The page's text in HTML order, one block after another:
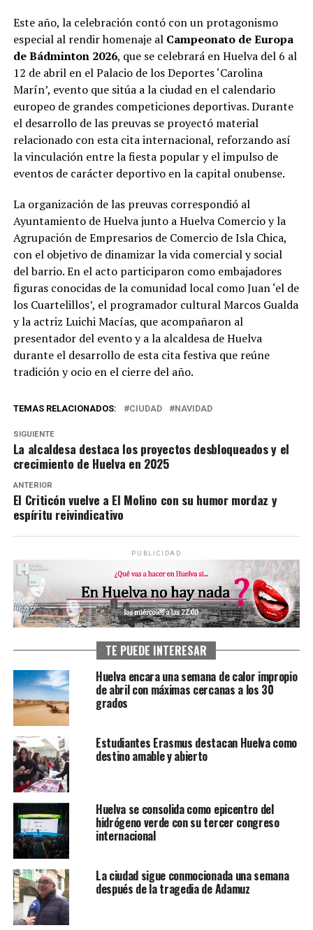
Este año, la celebración contó con un protagonismo
especial al rendir homenaje al Campeonato de Europa
de Bádminton 2026, que se celebrará en Huelva del 6 al
12 de abril en el Palacio de los Deportes ‘Carolina
Marín’, evento que sitúa a la ciudad en el calendario
europeo de grandes competiciones deportivas. Durante
el desarrollo de las preuvas se proyectó material
relacionado con esta cita internacional, reforzando así
la vinculación entre la fiesta popular y el impulso de
eventos de carácter deportivo en la capital onubense.
La organización de las preuvas correspondió al
Ayuntamiento de Huelva junto a Huelva Comercio y la
Agrupación de Empresarios de Comercio de Isla Chica,
con el objetivo de dinamizar la vida comercial y social
del barrio. En el acto participaron como embajadores
figuras conocidas de la comunidad local como Juan ‘el de
los Cuartelillos’, el programador cultural Marcos Gualda
y la actriz Luichi Macías, que acompañaron al
presentador del evento y a la alcaldesa de Huelva
durante el desarrollo de esta cita festiva que reúne
tradición y ocio en el cierre del año.
TEMAS RELACIONADOS: CIUDAD NAVIDAD
SIGUIENTE
La alcaldesa destaca los proyectos desbloqueados y el
crecimiento de Huelva en 2025
ANTERIOR
El Criticón vuelve a El Molino con su humor mordaz y
espíritu reivindicativo
PUBLICIDAD
TE PUEDE INTERESAR
Huelva encara una semana de calor impropio
de abril con máximas cercanas a los 30
grados
Estudiantes Erasmus destacan Huelva como
destino amable y abierto
Huelva se consolida como epicentro del
hidrógeno verde con su tercer congreso
internacional
La ciudad sigue conmocionada una semana
después de la tragedia de Adamuz